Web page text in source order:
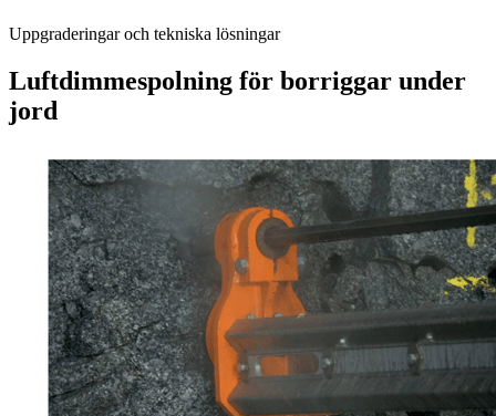
Uppgraderingar och tekniska lösningar
Luftdimmespolning för borriggar under
jord